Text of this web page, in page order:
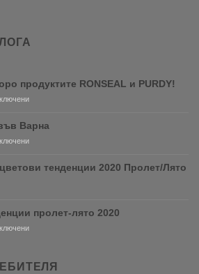
продуктите RONSEAL и PURDY!
за
продуктите
RONSEAL
PURDY!
Варна
за
тенденции 2020 Пролет/Лято
пролет-лято 2020
за
пролет-